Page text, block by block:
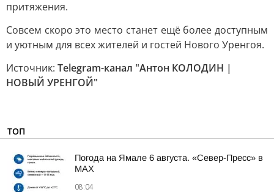
притяжения.
Совсем скоро это место станет ещё более доступным
и уютным для всех жителей и гостей Нового Уренгоя.
Источник: Telegram-канал "Антон КОЛОДИН |
НОВЫЙ УРЕНГОЙ"
ТОП
Погода на Ямале 6 августа. «Север-Пресс» в
MAX
08:04